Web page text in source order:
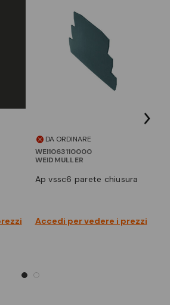
DA ORDINARE
WEI1063110000
WEIDMULLER
ap vssc6 parete chiusura
Accedi per vedere i prezzi